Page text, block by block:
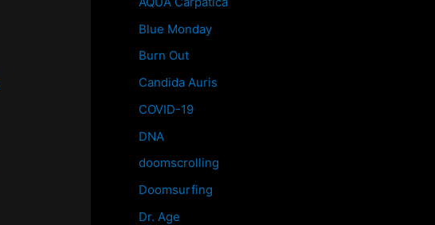
Blue Monday
Burn Out
Candida Auris
COVID-19
DNA
doomscrolling
Doomsurfing
Dr. Age